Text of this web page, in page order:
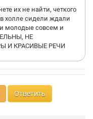
их не найти, четкого
холле сидели ждали
молодые совсем и
НЕ
И КРАСИВЫЕ РЕЧИ
Ответить